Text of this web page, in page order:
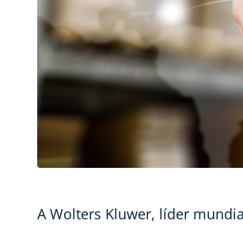
A Wolters Kluwer, líder